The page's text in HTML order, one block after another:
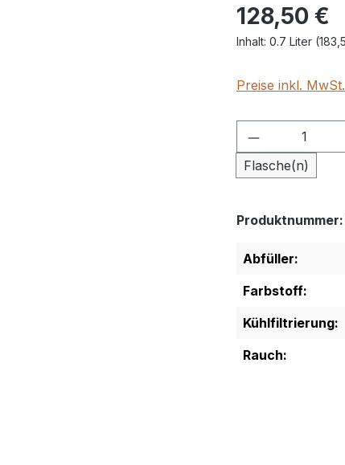
128,50 €
Inhalt: 0.7 Liter
Preise inkl.
Produkt
Flasche(n)
Produktnummer:
Abfüller:
Farbstoff:
Kühlfiltrierung:
Rauch: